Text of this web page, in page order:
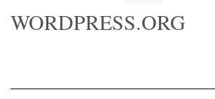
WORDPRESS.ORG